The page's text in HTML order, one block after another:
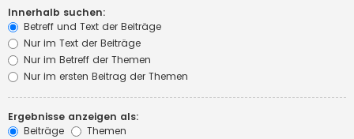
Innerhalb suchen:
Betreff und Text der Beiträge
Nur im Text der Beiträge
Nur im Betreff der Themen
Nur im ersten Beitrag der Themen
Ergebnisse anzeigen als:
Beiträge
Themen